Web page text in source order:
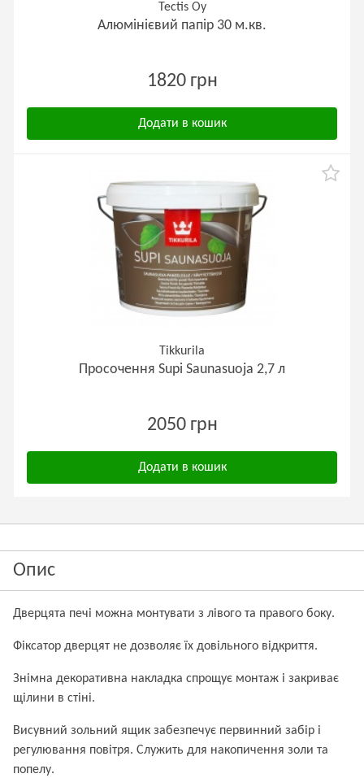
Tectis Oy
Алюмінієвий папір 30 м.кв.
1820 грн
Додати в кошик
Tikkurila
Просочення Supi Saunasuoja 2,7 л
2050 грн
Додати в кошик
Опис
Дверцята печі можна монтувати з лівого та правого боку.
Фіксатор дверцят не дозволяє їх довільного відкриття.
Знімна декоративна накладка спрощує монтаж і закриває
щілини в стіні.
Висувний зольний ящик забезпечує первинний забір і
регулювання повітря. Служить для накопичення золи та
попелу.